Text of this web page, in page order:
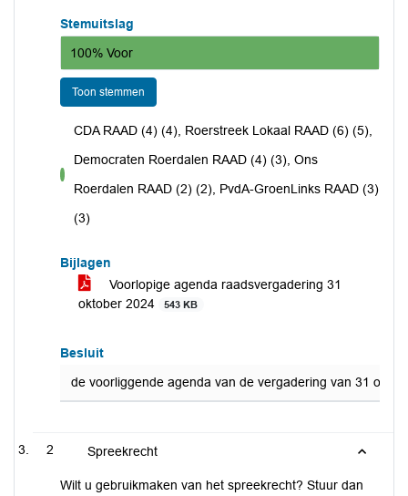
Stemuitslag
100% Voor
Toon stemmen
voor
CDA RAAD (4) (4), Roerstreek Lokaal RAAD (6) (5),
Democraten Roerdalen RAAD (4) (3), Ons
Roerdalen RAAD (2) (2), PvdA-GroenLinks RAAD (3)
(3)
Bijlagen
Voorlopige agenda raadsvergadering 31
oktober 2024
543 KB
Besluit
de voorliggende agenda van de vergadering van 31
2 Spreekrecht
Wilt u gebruikmaken van het spreekrecht? Stuur dan